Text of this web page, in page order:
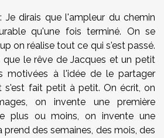
: Je dirais que l'ampleur du chemin
qu'une fois terminé. On se
on réalise tout ce qui s'est passé.
le rêve de Jacques et un petit
motivées à l'idée de le partager
s'est fait petit à petit. On écrit, on
on invente une première
plus ou moins, on invente une
des semaines, des mois, des